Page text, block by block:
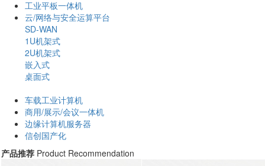
工业平板一体机
云/网络与安全运算平台
SD-WAN
1U机架式
2U机架式
嵌入式
桌面式
车载工业计算机
商用/展示/会议一体机
边缘计算机服务器
信创国产化
产品推荐 Product Recommendation